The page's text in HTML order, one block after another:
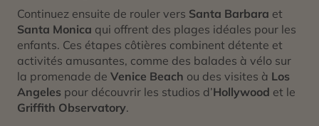
Continuez ensuite de rouler vers Santa Barbara et
Santa Monica qui offrent des plages idéales pour les
enfants. Ces étapes côtières combinent détente et
activités amusantes, comme des balades à vélo sur
la promenade de Venice Beach ou des visites à Los
Angeles pour découvrir les studios d’Hollywood et le
Griffith Observatory.